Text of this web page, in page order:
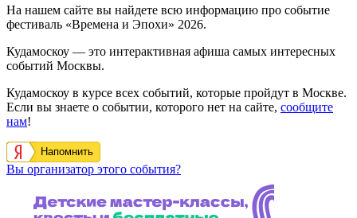
На нашем сайте вы найдете всю информацию про событие
фестиваль «Времена и Эпохи» 2026.
Кудамоскоу — это интерактивная афиша самых интересных
событий Москвы.
Кудамоскоу в курсе всех событий, которые пройдут в Москве.
Если вы знаете о событии, которого нет на сайте, сообщите
нам!
Напомнить
Вы организатор этого события?